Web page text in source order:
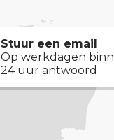
Stuur een email
Op werkdagen
24 uur antwoord